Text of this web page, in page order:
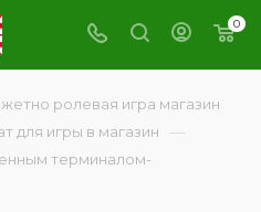
0
ролевая игра магазин
для игры в магазин —
терминалом-